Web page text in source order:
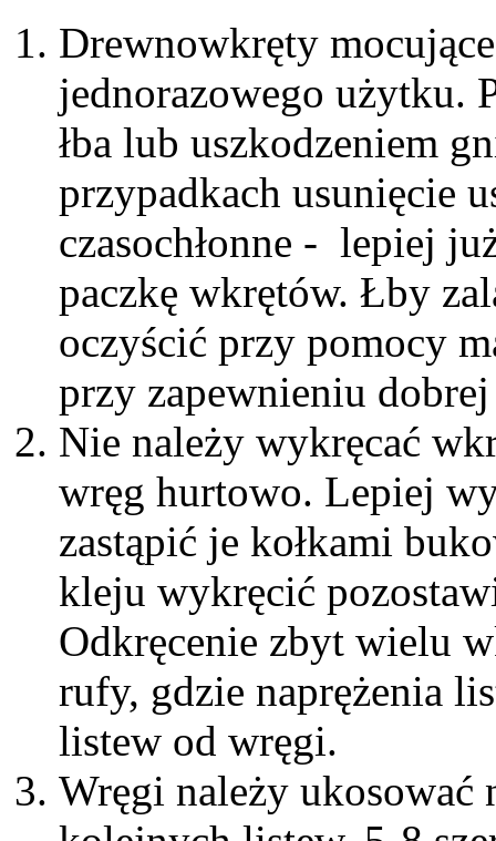
Drewnowkręty
jednorazowego użytku.
łba lub uszkodzeniem
przypadkach usunięcie
czasochłonne - lepiej
paczkę wkrętów. Łby
oczyścić przy pomocy
przy zapewnieniu
Nie należy wykręcać
wręg hurtowo. Lepiej
zastąpić je kołkami
kleju wykręcić
Odkręcenie zbyt wielu
rufy, gdzie naprężenia
listew od wręgi.
Wręgi należy ukosować